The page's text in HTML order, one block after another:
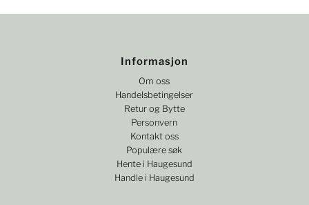
Informasjon
Om oss
Handelsbetingelser
Retur og Bytte
Personvern
Kontakt oss
Populære søk
Hente i Haugesund
Handle i Haugesund